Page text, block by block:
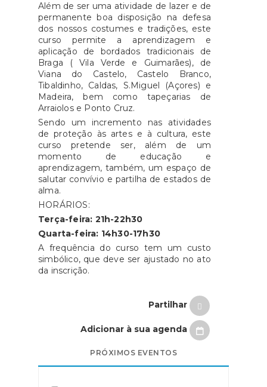
Além de ser uma atividade de lazer e de
permanente boa disposição na defesa
dos nossos costumes e tradições, este
curso permite a aprendizagem e
aplicação de bordados tradicionais de
Braga ( Vila Verde e Guimarães), de
Viana do Castelo, Castelo Branco,
Tibaldinho, Caldas, S.Miguel (Açores) e
Madeira, bem como tapeçarias de
Arraiolos e Ponto Cruz.
Sendo um incremento nas atividades
de proteção às artes e à cultura, este
curso pretende ser, além de um
momento de educação e
aprendizagem, também, um espaço de
salutar convívio e partilha de estados de
alma.
HORÁRIOS:
Terça-feira: 21h-22h30
Quarta-feira: 14h30-17h30
A frequência do curso tem um custo
simbólico, que deve ser ajustado no ato
da inscrição.
Partilhar
Adicionar à sua agenda
PRÓXIMOS EVENTOS